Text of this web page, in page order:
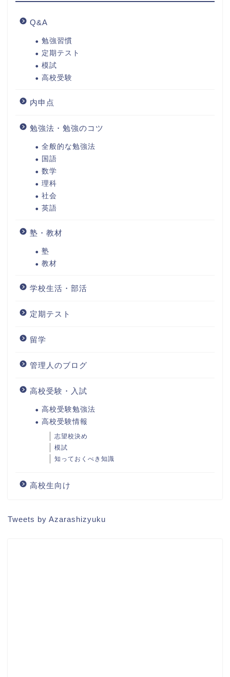
Q&A
勉強習慣
定期テスト
模試
高校受験
内申点
勉強法・勉強のコツ
全般的な勉強法
国語
数学
理科
社会
英語
塾・教材
塾
教材
学校生活・部活
定期テスト
留学
管理人のブログ
高校受験・入試
高校受験勉強法
高校受験情報
志望校決め
模試
知っておくべき知識
高校生向け
Tweets by Azarashizyuku